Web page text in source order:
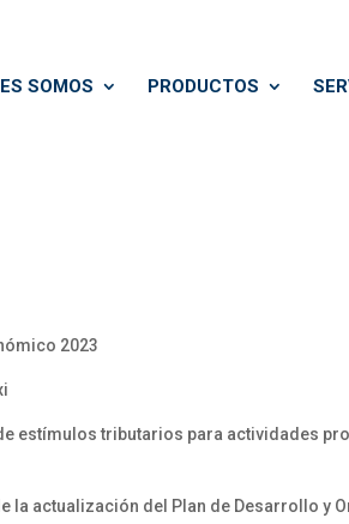
SOMOS PRODUCTOS
2023
estímulos tributarios para actividades
la actualización del Plan de Desarrollo y